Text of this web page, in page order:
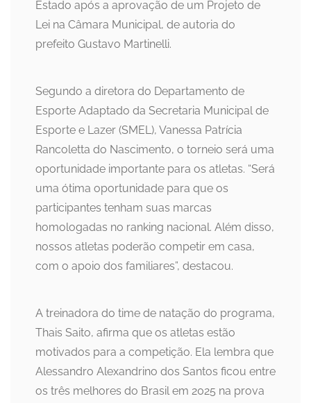
Estado após a aprovação de um Projeto de
Lei na Câmara Municipal, de autoria do
prefeito Gustavo Martinelli.
Segundo a diretora do Departamento de
Esporte Adaptado da Secretaria Municipal de
Esporte e Lazer (SMEL), Vanessa Patrícia
Rancoletta do Nascimento, o torneio será uma
oportunidade importante para os atletas. “Será
uma ótima oportunidade para que os
participantes tenham suas marcas
homologadas no ranking nacional. Além disso,
nossos atletas poderão competir em casa,
com o apoio dos familiares”, destacou.
A treinadora do time de natação do programa,
Thais Saito, afirma que os atletas estão
motivados para a competição. Ela lembra que
Alessandro Alexandrino dos Santos ficou entre
os três melhores do Brasil em 2025 na prova